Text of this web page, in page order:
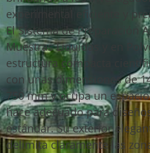
experimental eficiente y
El Sistema de Preparación
Muestras Líquidas y en
estructura compacta
con unas dimensiones de
750 mm y ocupa un
hace adecuado para
estándar. Su exterior
delimita claramente las